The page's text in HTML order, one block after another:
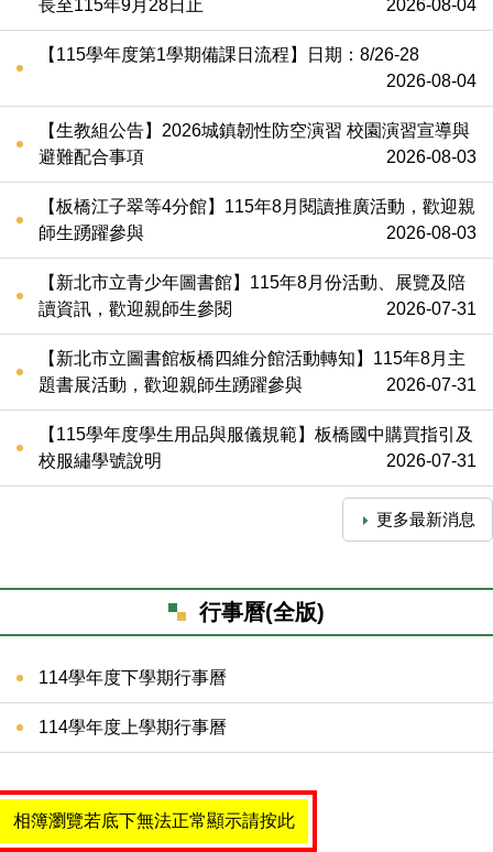
長至115年9月28日止 2026-08-04
【115學年度第1學期備課日流程】日期：8/26-28
2026-08-04
【生教組公告】2026城鎮韌性防空演習 校園演習宣導與
避難配合事項
2026-08-03
【板橋江子翠等4分館】115年8月閱讀推廣活動，歡迎親
師生踴躍參與
2026-08-03
【新北市立青少年圖書館】115年8月份活動、展覽及陪
讀資訊，歡迎親師生參閱
2026-07-31
【新北市立圖書館板橋四維分館活動轉知】115年8月主
題書展活動，歡迎親師生踴躍參與
2026-07-31
【115學年度學生用品與服儀規範】板橋國中購買指引及
校服繡學號說明
2026-07-31
更多最新消息
行事曆(全版)
114學年度下學期行事曆
114學年度上學期行事曆
相簿瀏覽若底下無法正常顯示請按此